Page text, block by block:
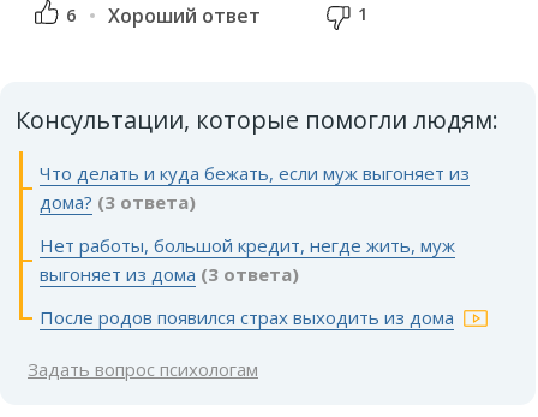
6 Хороший ответ 1
Консультации, которые помогли людям:
Что делать и куда бежать, если муж выгоняет из
дома? (3 ответа)
Нет работы, большой кредит, негде жить, муж
выгоняет из дома (3 ответа)
После родов появился страх выходить из дома
Задать вопрос психологам